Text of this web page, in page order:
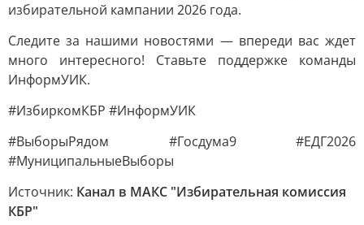
избирательной кампании 2026 года.
Следите за нашими новостями — впереди вас ждет
много интересного! Ставьте поддержке команды
ИнформУИК.
#ИзбиркомКБР #ИнформУИК
#ВыборыРядом #Госдума9 #ЕДГ2026
#МуниципальныеВыборы
Источник: Канал в МАКС "Избирательная комиссия
КБР"